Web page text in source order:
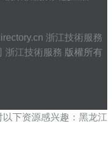
浙江技術服務
浙江技術服務 版權所有
下资源感兴趣：黑龙江